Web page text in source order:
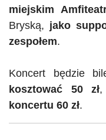
miejskim
Bryską, jako
zespołem.
Koncert będzie
kosztować 50 zł
koncertu 60 zł.